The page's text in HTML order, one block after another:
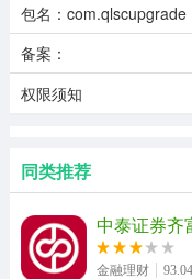
包名：com.qlscupgrade
备案：
权限须知
同类推荐
中泰证券齐
金融理财